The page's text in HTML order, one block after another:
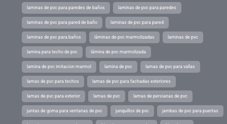
laminas de pvc para paredes de baños laminas de pvc para paredes
laminas de pvc para pared de baño laminas de pvc para pared
laminas de pvc para baños láminas de pvc marmolizadas laminas de pvc
lamina para techo de pvc lámina de pvc marmolizada
lamina de pvc imitacion marmol lamina de pvc lamas de pvc para vallas
lamas de pvc para techos lamas de pvc para fachadas exteriores
lamas de pvc para exterior lamas de pvc lamas de persianas de pvc
juntas de goma para ventanas de pvc junquillos de pvc jambas de pvc para puertas